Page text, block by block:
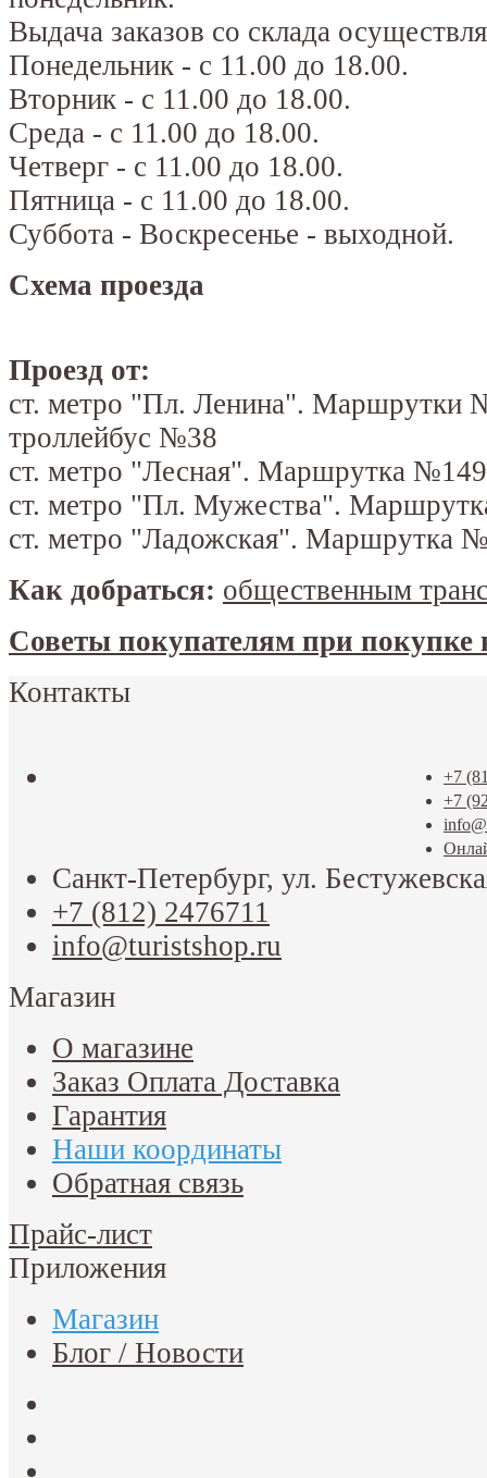
Выдача заказов со склада
Понедельник - с 11.00 до 18.00.
Вторник - с 11.00 до 18.00.
Среда - с 11.00 до 18.00.
Четверг - с 11.00 до 18.00.
Пятница - с 11.00 до 18.00.
Суббота - Воскресенье - выходной.
Схема проезда
Проезд от:
ст. метро "Пл. Ленина".
троллейбус №38
ст. метро "Лесная". Маршрутка
ст. метро "Пл. Мужества".
ст. метро "Ладожская". Маршрутка
Как добраться: общественным
Советы покупателям при покупке
Контакты
+7
+7
Санкт-Петербург, ул.
+7 (812) 2476711
info@turistshop.ru
Магазин
О магазине
Заказ Оплата Доставка
Гарантия
Наши координаты
Обратная связь
Прайс-лист
Приложения
Магазин
Блог / Новости